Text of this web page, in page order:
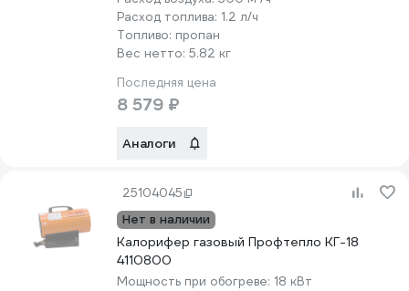
Расход топлива: 1.2 л/ч
Топливо: пропан
Вес нетто: 5.82 кг
Последняя цена
8 579 ₽
Аналоги
25104045
Нет в наличии
Калорифер газовый Профтепло КГ-18
4110800
Мощность при обогреве: 18 кВт